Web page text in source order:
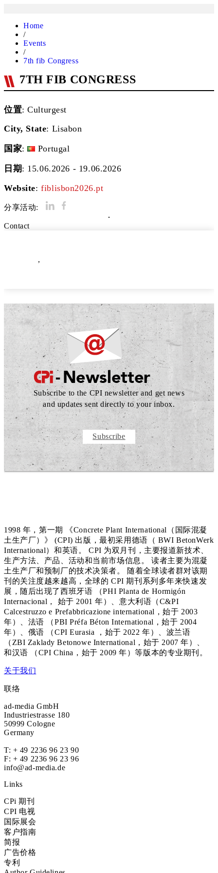
Home
/
Events
/
7th fib Congress
7TH FIB CONGRESS
位置: Culturgest
City, State: Lisabon
国家: Portugal
日期: 15.06.2026 - 19.06.2026
Website:fiblisbon2026.pt
分享活动:
Contact
,
Subscribe to the CPI newsletter and get news
and updates sent directly to your inbox.
Subscribe
1998 年，第一期 《Concrete Plant International（国际混凝
土生产厂）》 (CPI) 出版，最初采用德语（ BWI BetonWerk
International）和英语。 CPI 为双月刊，主要报道新技术、
生产方法、产品、活动和当前市场信息。 读者主要为混凝
土生产厂和预制厂的技术决策者。 随着全球读者群对该期
刊的关注度越来越高，全球的 CPI 期刊系列多年来快速发
展，随后出现了西班牙语 （PHI Planta de Hormigón
Internacional， 始于 2001 年）、意大利语（C&PI
Calcestruzzo e Prefabbricazione international，始于 2003
年）、法语 （PBI Préfa Béton International，始于 2004
年）、俄语 （CPI Eurasia ，始于 2022 年）、波兰语
（ZBI Zaklady Betonowe International，始于 2007 年）、
和汉语 （CPI China，始于 2009 年）等版本的专业期刊。
关于我们
联络
ad-media GmbH
Industriestrasse 180
50999 Cologne
Germany
T: + 49 2236 96 23 90
F: + 49 2236 96 23 96
info@ad-media.de
Links
CPi 期刊
CPI 电视
国际展会
客户指南
简报
广告价格
专利